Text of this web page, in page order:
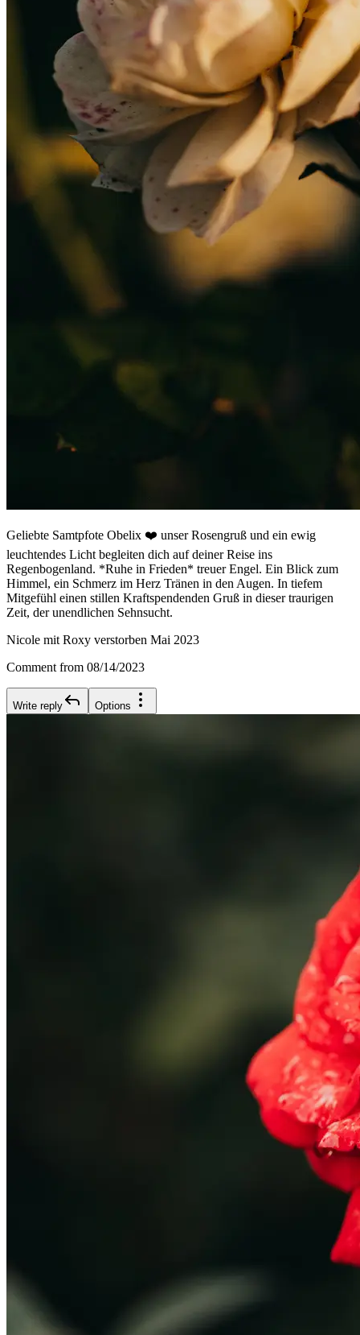
Geliebte Samtpfote Obelix ❤️ unser Rosengruß und ein ewig
leuchtendes Licht begleiten dich auf deiner Reise ins
Regenbogenland. *Ruhe in Frieden* treuer Engel. Ein Blick zum
Himmel, ein Schmerz im Herz Tränen in den Augen. In tiefem
Mitgefühl einen stillen Kraftspendenden Gruß in dieser traurigen
Zeit, der unendlichen Sehnsucht.
Nicole mit Roxy verstorben Mai 2023
Comment from 08/14/2023
Write reply Options